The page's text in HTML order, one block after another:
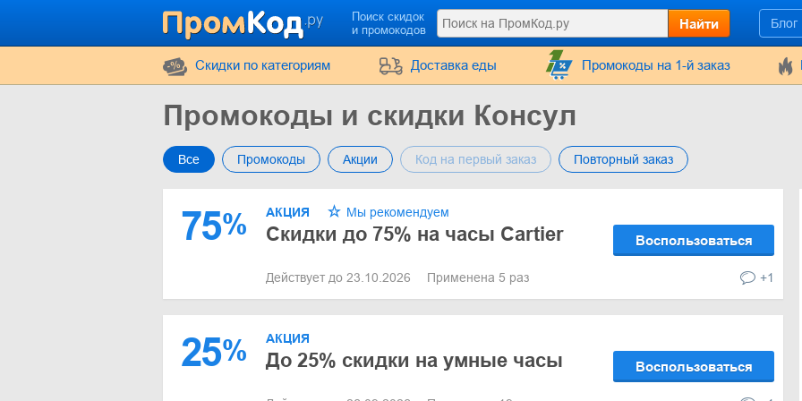
Поиск скидок
и промокодов
Найти Блог
Cкидки по категориям Доставка еды Промокоды на 1-й заказ
Промокоды и скидки Консул
Все Промокоды Акции Код на первый заказ Повторный заказ
75% АКЦИЯ Мы рекомендуем
Скидки до 75% на часы Cartier Воспользоваться
Действует до 23.10.2026 Применена 5 раз +1
25% АКЦИЯ
До 25% скидки на умные часы Воспользоваться